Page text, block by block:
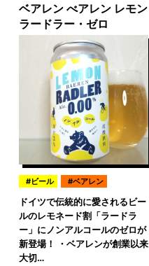
ベアレン べアレン レモン
ラードラー・ゼロ
ビール ベアレン
ドイツで伝統的に愛されるビー
ルのレモネード割「ラードラ
ー」にノンアルコールのゼロが
新登場！ ・ベアレンが創業以来
大切…